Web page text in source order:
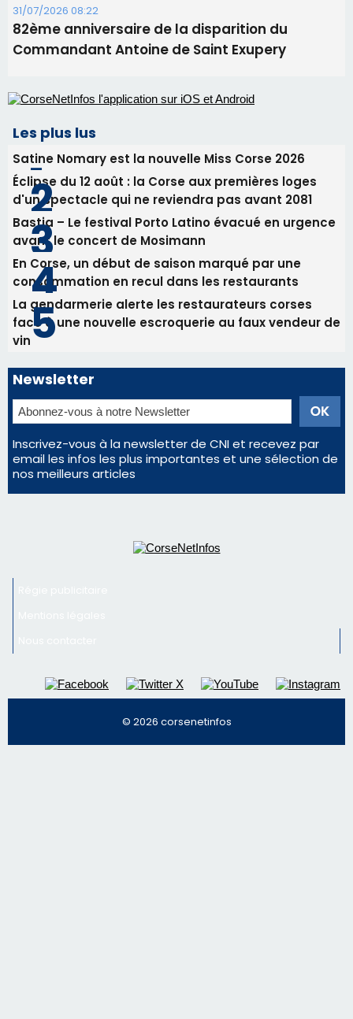
Satine Nomary est la nouvelle Miss Corse 2026
Éclipse du 12 août : la Corse aux premières loges
d'un spectacle qui ne reviendra pas avant 2081
avant le concert de Mosimann
consommation en recul dans les restaurants
La gendarmerie alerte les restaurateurs corses
face à une nouvelle escroquerie au faux vendeur de
vin
Newsletter
Inscrivez-vous à la newsletter de CNI et recevez par
email les infos les plus importantes et une sélection de
nos meilleurs articles
Régie publicitaire
Mentions légales
Nous contacter